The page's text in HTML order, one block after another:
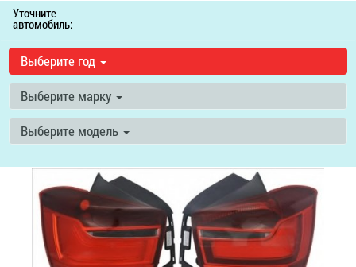
Уточните
автомобиль:
Выберите год
Выберите марку
Выберите модель